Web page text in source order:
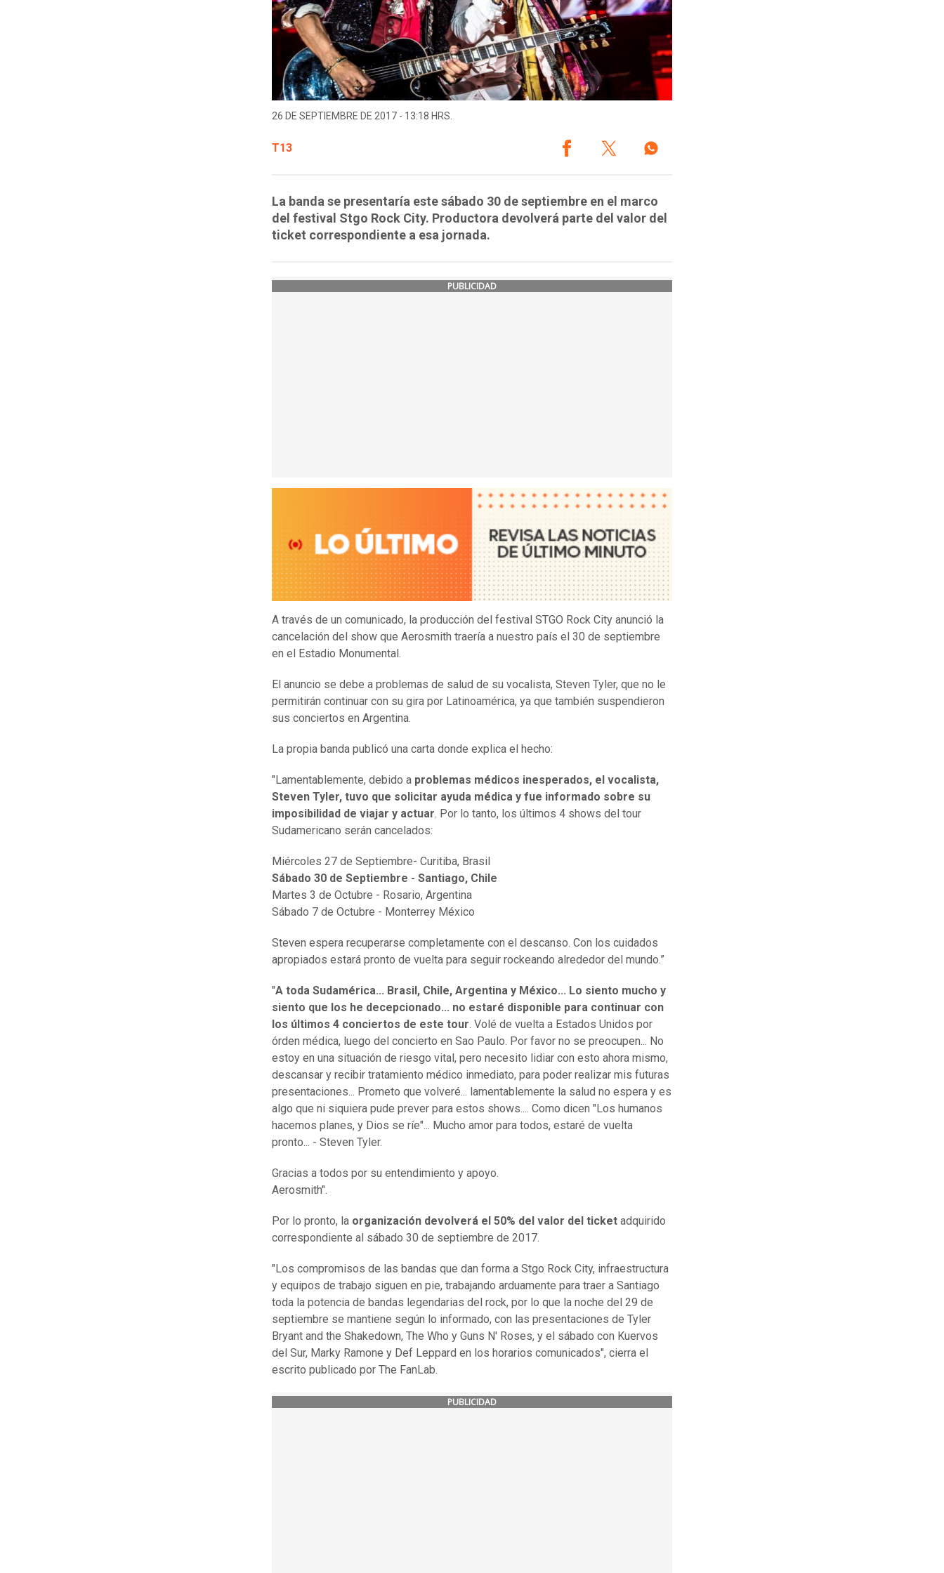
26 DE SEPTIEMBRE DE 2017 - 13:18 HRS.
T13
La banda se presentaría este sábado 30 de septiembre en el marco
del festival Stgo Rock City. Productora devolverá parte del valor del
ticket correspondiente a esa jornada.
PUBLICIDAD
A través de un comunicado, la producción del festival STGO Rock City anunció la
cancelación del show que Aerosmith traería a nuestro país el 30 de septiembre
en el Estadio Monumental.
El anuncio se debe a problemas de salud de su vocalista, Steven Tyler, que no le
permitirán continuar con su gira por Latinoamérica, ya que también suspendieron
sus conciertos en Argentina.
La propia banda publicó una carta donde explica el hecho:
"Lamentablemente, debido a problemas médicos inesperados, el vocalista,
Steven Tyler, tuvo que solicitar ayuda médica y fue informado sobre su
imposibilidad de viajar y actuar. Por lo tanto, los últimos 4 shows del tour
Sudamericano serán cancelados:
Miércoles 27 de Septiembre- Curitiba, Brasil
Sábado 30 de Septiembre - Santiago, Chile
Martes 3 de Octubre - Rosario, Argentina
Sábado 7 de Octubre - Monterrey México
Steven espera recuperarse completamente con el descanso. Con los cuidados
apropiados estará pronto de vuelta para seguir rockeando alrededor del mundo.”
"A toda Sudamérica... Brasil, Chile, Argentina y México... Lo siento mucho y
siento que los he decepcionado... no estaré disponible para continuar con
los últimos 4 conciertos de este tour. Volé de vuelta a Estados Unidos por
órden médica, luego del concierto en Sao Paulo. Por favor no se preocupen... No
estoy en una situación de riesgo vital, pero necesito lidiar con esto ahora mismo,
descansar y recibir tratamiento médico inmediato, para poder realizar mis futuras
presentaciones... Prometo que volveré... lamentablemente la salud no espera y es
algo que ni siquiera pude prever para estos shows.... Como dicen "Los humanos
hacemos planes, y Dios se ríe"... Mucho amor para todos, estaré de vuelta
pronto... - Steven Tyler.
Gracias a todos por su entendimiento y apoyo.
Aerosmith".
Por lo pronto, la organización devolverá el 50% del valor del ticket adquirido
correspondiente al sábado 30 de septiembre de 2017.
"Los compromisos de las bandas que dan forma a Stgo Rock City, infraestructura
y equipos de trabajo siguen en pie, trabajando arduamente para traer a Santiago
toda la potencia de bandas legendarias del rock, por lo que la noche del 29 de
septiembre se mantiene según lo informado, con las presentaciones de Tyler
Bryant and the Shakedown, The Who y Guns N' Roses, y el sábado con Kuervos
del Sur, Marky Ramone y Def Leppard en los horarios comunicados", cierra el
escrito publicado por The FanLab.
PUBLICIDAD